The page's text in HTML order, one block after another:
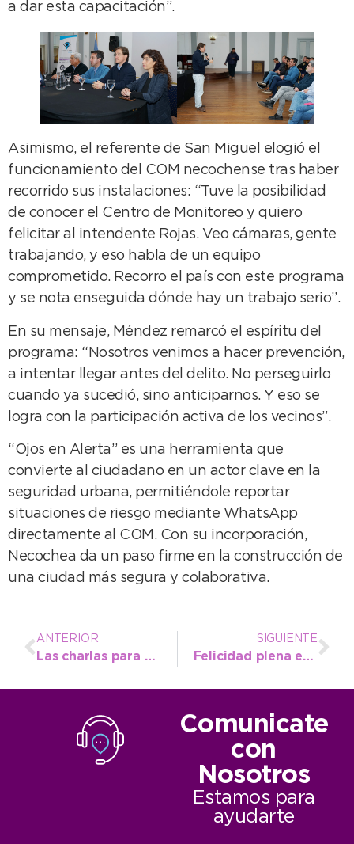
a dar esta capacitación”.
Asimismo, el referente de San Miguel elogió el
funcionamiento del COM necochense tras haber
recorrido sus instalaciones: “Tuve la posibilidad
de conocer el Centro de Monitoreo y quiero
felicitar al intendente Rojas. Veo cámaras, gente
trabajando, y eso habla de un equipo
comprometido. Recorro el país con este programa
y se nota enseguida dónde hay un trabajo serio”.
En su mensaje, Méndez remarcó el espíritu del
programa: “Nosotros venimos a hacer prevención,
a intentar llegar antes del delito. No perseguirlo
cuando ya sucedió, sino anticiparnos. Y eso se
logra con la participación activa de los vecinos”.
“Ojos en Alerta” es una herramienta que
convierte al ciudadano en un actor clave en la
seguridad urbana, permitiéndole reportar
situaciones de riesgo mediante WhatsApp
directamente al COM. Con su incorporación,
Necochea da un paso firme en la construcción de
una ciudad más segura y colaborativa.
ANTERIOR
Las charlas para principiantes cambian de sede y desde este miércoles se dictarán en el Teatro Toledo
SIGUIENTE
Felicidad plena en la comunidad del CEC Nº 802, que desde ahora se llama “Magnolia del Norte”
Comunicate
con
Nosotros
Estamos para
ayudarte